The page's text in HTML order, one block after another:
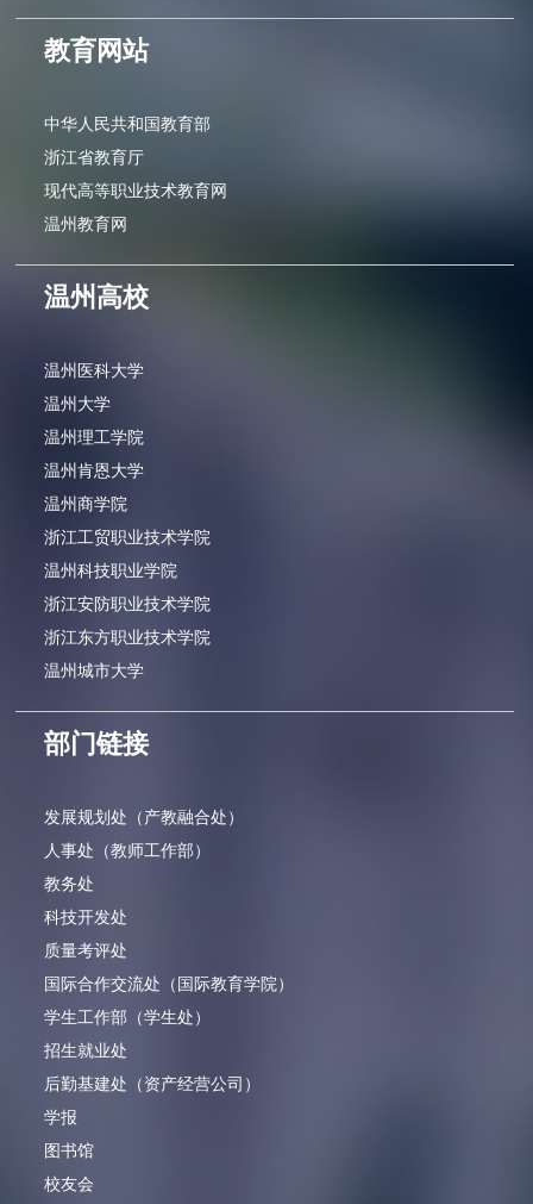
教育网站
中华人民共和国教育部
浙江省教育厅
现代高等职业技术教育网
温州教育网
温州高校
温州医科大学
温州大学
温州理工学院
温州肯恩大学
温州商学院
浙江工贸职业技术学院
温州科技职业学院
浙江安防职业技术学院
浙江东方职业技术学院
温州城市大学
部门链接
发展规划处（产教融合处）
人事处（教师工作部）
教务处
科技开发处
质量考评处
国际合作交流处（国际教育学院）
学生工作部（学生处）
招生就业处
后勤基建处（资产经营公司）
学报
图书馆
校友会